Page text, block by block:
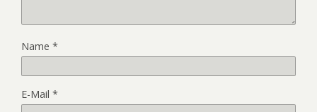
Name *
E-Mail *